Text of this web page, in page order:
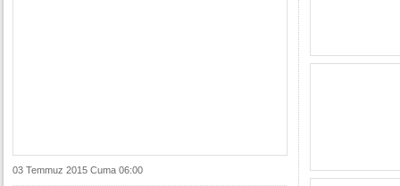
03 Temmuz 2015 Cuma 06:00